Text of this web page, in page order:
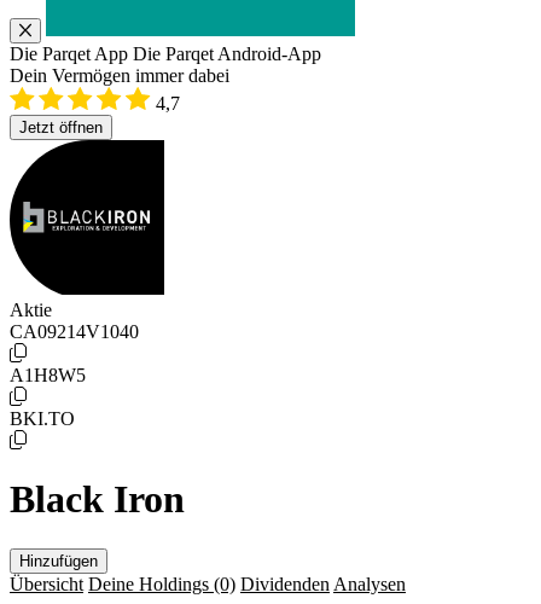
Die Parqet App Die Parqet Android-App
Dein Vermögen immer dabei
4,7
Jetzt öffnen
Aktie
CA09214V1040
A1H8W5
BKI.TO
Black Iron
Hinzufügen
Übersicht Deine Holdings (0) Dividenden Analysen